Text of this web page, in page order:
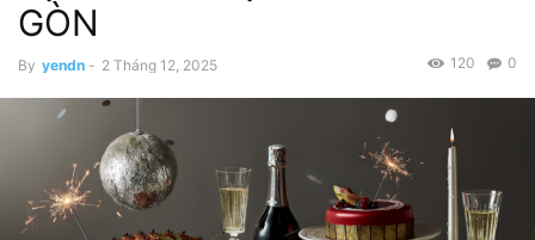
GÒN
By yendn - 2 Tháng 12, 2025 0
120